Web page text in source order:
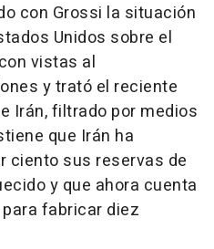
con Grossi la situación
Unidos sobre el
vistas al
y trató el reciente
Irán, filtrado por medios
que Irán ha
ciento sus reservas de
y que ahora cuenta
fabricar diez